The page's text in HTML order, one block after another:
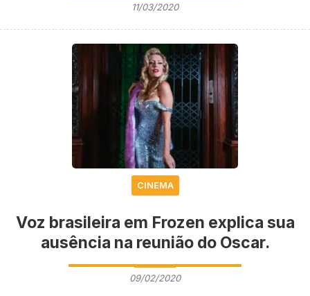
11/03/2020
CINEMA
Voz brasileira em Frozen explica sua
ausência na reunião do Oscar.
09/02/2020